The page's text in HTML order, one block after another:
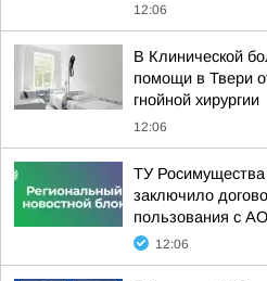
12:06
В Клинической
помощи в Твери
гнойной хирургии
12:06
ТУ Росимущества
заключило
пользования с
12:06